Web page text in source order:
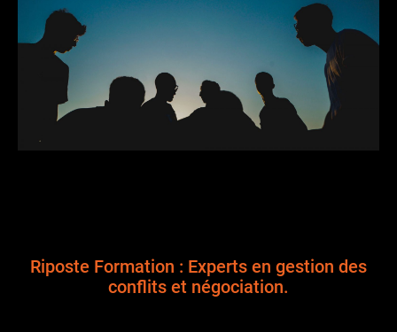
Riposte Formation : Experts en gestion des
conflits et négociation.